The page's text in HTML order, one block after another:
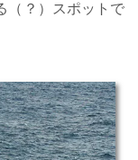
？）スポットで